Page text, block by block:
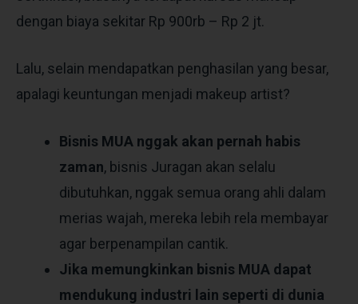
dengan biaya sekitar Rp 900rb – Rp 2 jt.
Lalu, selain mendapatkan penghasilan yang besar,
apalagi keuntungan menjadi makeup artist?
Bisnis MUA nggak akan pernah habis
zaman, bisnis Juragan akan selalu
dibutuhkan, nggak semua orang ahli dalam
merias wajah, mereka lebih rela membayar
agar berpenampilan cantik.
Jika memungkinkan bisnis MUA dapat
mendukung industri lain seperti di dunia